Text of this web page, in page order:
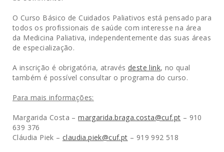
O Curso Básico de Cuidados Paliativos está pensado para
todos os profissionais de saúde com interesse na área
da Medicina Paliativa, independentemente das suas áreas
de especialização.
A inscrição é obrigatória, através deste link, no qual
também é possível consultar o programa do curso.
Para mais informações:
Margarida Costa –margarida.braga.costa@cuf.pt – 910
639 376
Cláudia Piek –claudia.piek@cuf.pt – 919 992 518